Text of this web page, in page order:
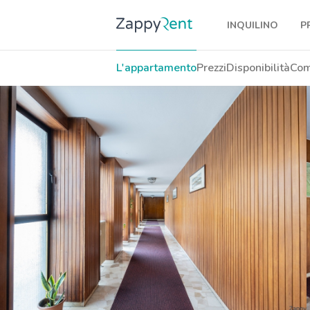
INQUILINO
I nostri affitti
Milano
Venezia
Bologna
Roma
Napoli
L'appartamentoPrezziDisponibilità